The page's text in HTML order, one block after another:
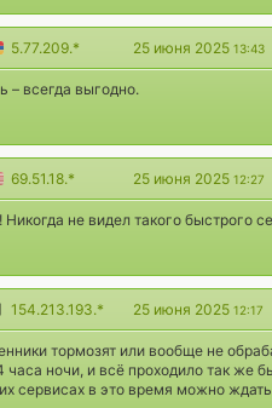
5.77.209.* 25 июня 2025 13:43
– всегда выгодно.
69.51.18.* 25 июня 2025 12:27
не видел такого быстрого
154.213.193.* 25 июня 2025 12:17
тормозят или вообще не
ночи, и всё проходило так же
сервисах в это время можно